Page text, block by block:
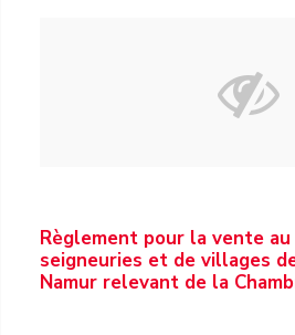
Règlement pour la vente
seigneuries et de villages
Namur relevant de la